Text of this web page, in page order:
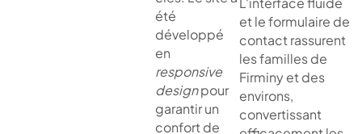
été
développé
en
responsive
designpour
garantir un
confort de
et le formulaire de
contact rassurent
les familles de
Firminy et des
environs,
convertissant